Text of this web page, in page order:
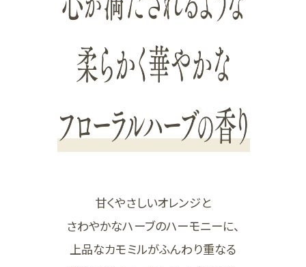
甘くやさしいオレンジと
さわやかなハーブのハーモニーに、
上品なカモミルがふんわり重なる